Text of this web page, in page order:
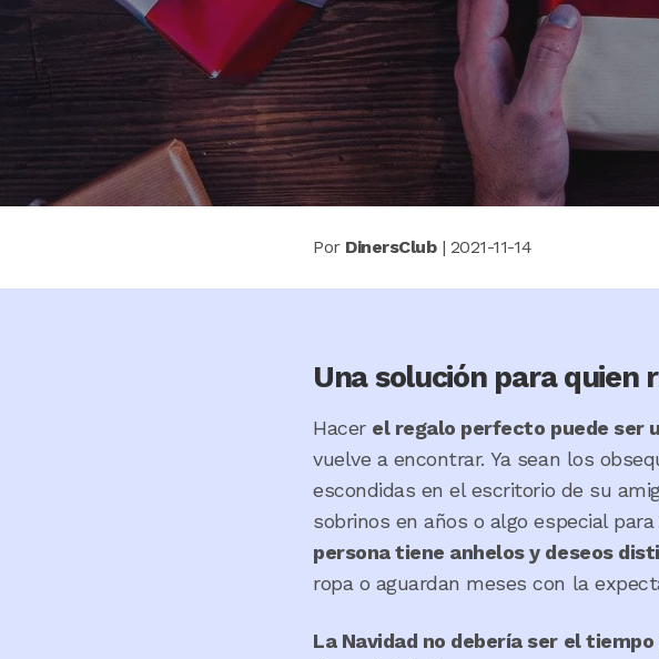
Por DinersClub| 2021-11-14
Una solución para quien
Hacer el regalo perfecto puede ser
vuelve a encontrar. Ya sean los
escondidas en el escritorio de su
sobrinos en años o algo especial
persona tiene anhelos y deseos
ropa o aguardan meses con la
La Navidad no debería ser el